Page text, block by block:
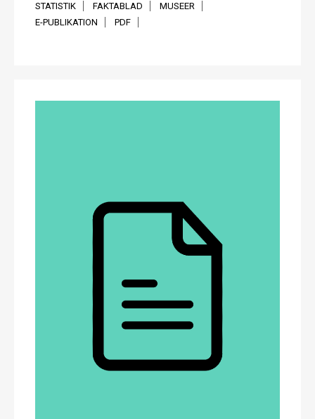
STATISTIK FAKTABLAD
MUSEER
E-PUBLIKATION
PDF